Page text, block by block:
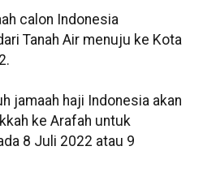
calon Indonesia
Tanah Air menuju ke Kota
jamaah haji Indonesia akan
ke Arafah untuk
8 Juli 2022 atau 9